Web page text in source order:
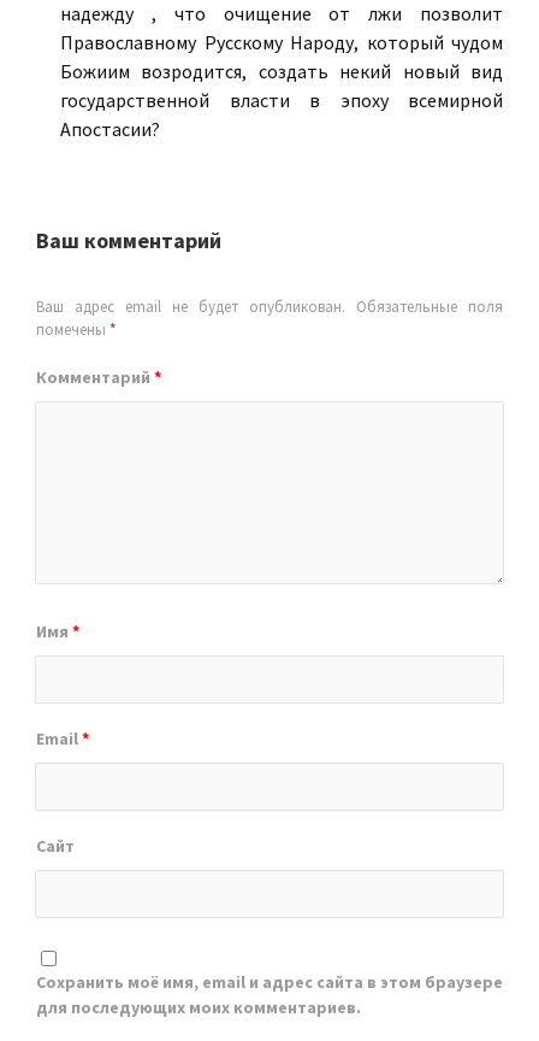
надежду , что очищение от лжи позволит
Православному Русскому Народу, который чудом
Божиим возродится, создать некий новый вид
государственной власти в эпоху всемирной
Апостасии?
Ваш комментарий
Ваш адрес email не будет опубликован.
Обязательные поля
помечены *
Комментарий *
Имя *
Email*
Сайт
Сохранить моё имя, email и адрес сайта в этом браузере
для последующих моих комментариев.